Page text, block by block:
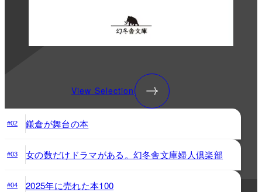
View Selection
#02 鎌倉が舞台の本
#03 女の数だけドラマがある。幻冬舎文庫婦人倶楽部
#04 2025年に売れた本100